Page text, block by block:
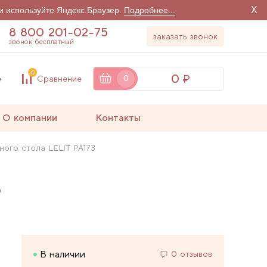
Яндекс.Браузер. Подробнее... X
8 800 201-02-75
звонок бесплатный
заказать звонок
Сравнение
0
0 0
О компании Контакты
стола LELIT PA173
В наличии 0 отзывов